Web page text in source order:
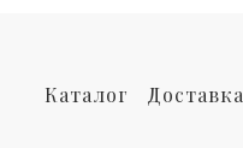
Каталог Доставка